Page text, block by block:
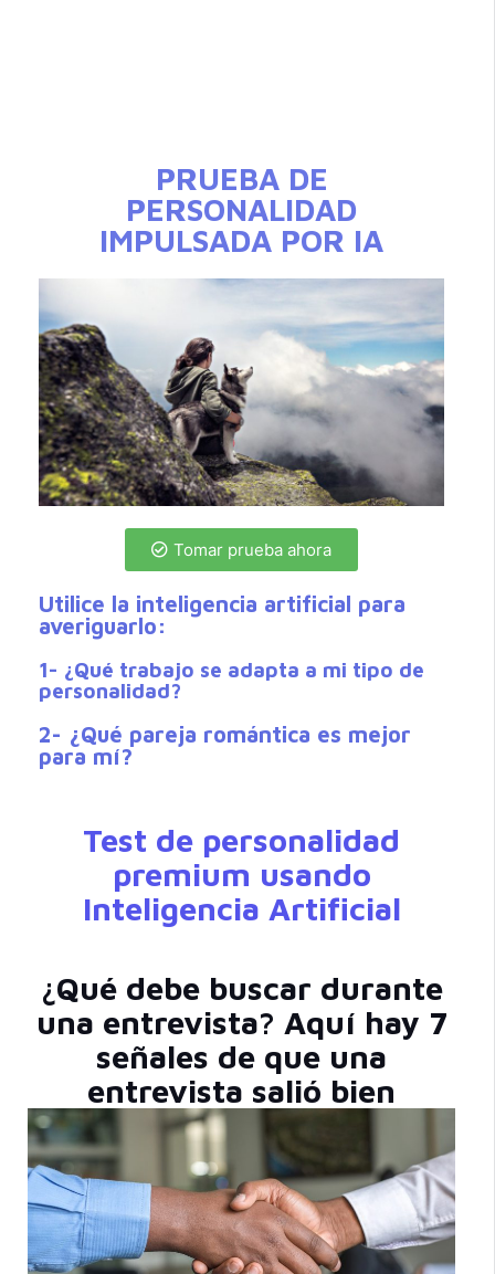
PRUEBA DE
PERSONALIDAD
IMPULSADA POR IA
Tomar prueba ahora
Utilice la inteligencia artificial para
averiguarlo:
1- ¿Qué trabajo se adapta a mi tipo de
personalidad?
2- ¿Qué pareja romántica es mejor
para mí?
Test de personalidad
premium usando
Inteligencia Artificial
¿Qué debe buscar durante
una entrevista? Aquí hay 7
señales de que una
entrevista salió bien